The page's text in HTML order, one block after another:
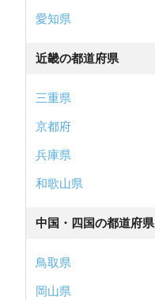
愛知県
近畿の都道府県
三重県
京都府
兵庫県
和歌山県
中国・四国の都道府県
鳥取県
岡山県